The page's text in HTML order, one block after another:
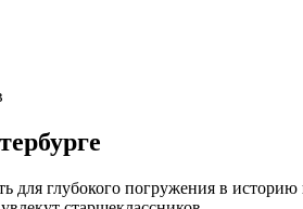
для глубокого погружения в историю